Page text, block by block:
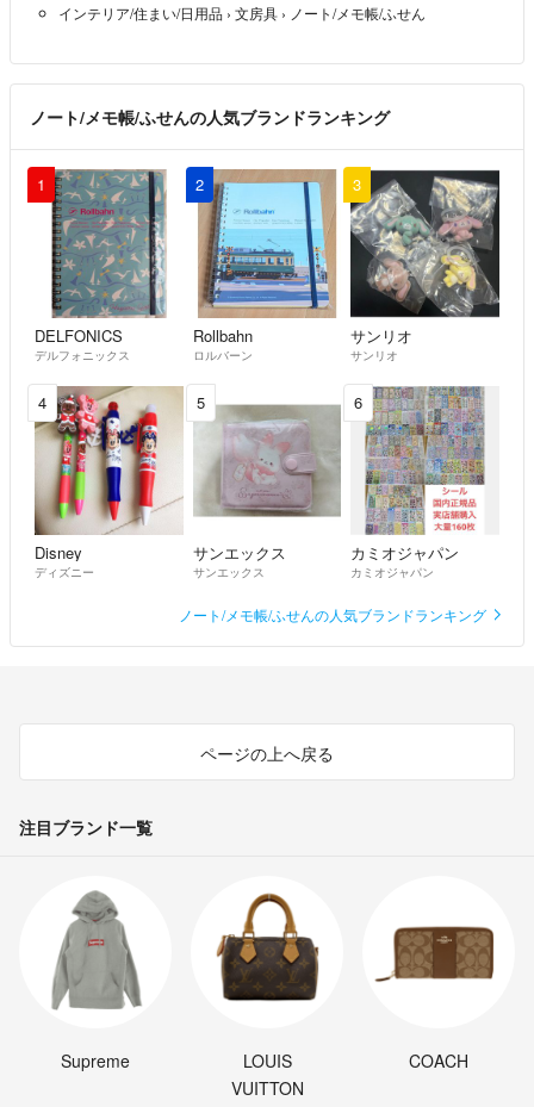
インテリア/住まい/日用品 › 文房具 › ノート/メモ帳/ふせん
ノート/メモ帳/ふせんの人気ブランドランキング
1
DELFONICS
デルフォニックス
2
Rollbahn
ロルバーン
3
サンリオ
サンリオ
4
Disney
ディズニー
5
サンエックス
サンエックス
6
カミオジャパン
カミオジャパン
ノート/メモ帳/ふせんの人気ブランドランキング
ページの上へ戻る
注目ブランド一覧
Supreme
LOUIS
VUITTON
COACH